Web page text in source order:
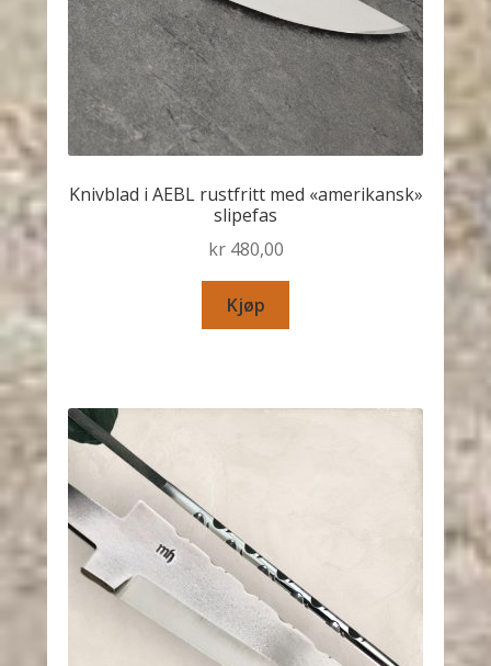
Knivblad i AEBL rustfritt med «amerikansk»
slipefas
kr480,00
Kjøp